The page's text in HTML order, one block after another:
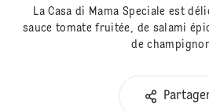
La Casa di Mama Speciale est
sauce tomate fruitée, de salami
de